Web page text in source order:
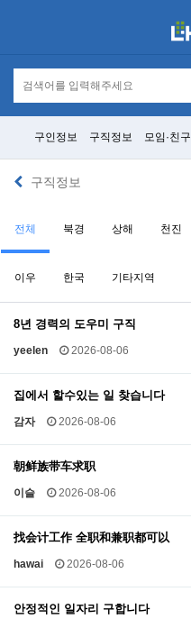
구인정보 구직정보 모임·친구
구직정보
전체 북경 상해 천진
이우 한국 기타지역
8년 경력의 도우미 구직
yeelen 2026-08-06
집에서 할수있는 일 찾습니다
감자 2026-08-06
朝鲜族带车求职
이슬 2026-08-06
找会计工作 全职和兼职都可以
hawai 2026-08-06
안정적인 일자리 구합니다